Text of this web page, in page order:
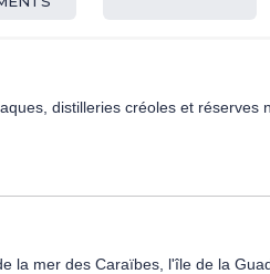
distilleries créoles et
la mer des Caraïbes, l'île de la